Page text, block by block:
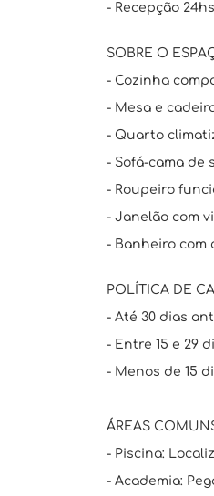
- Recepção
SOBRE O
- Cozinha
- Mesa e
- Quarto
- Sofá-cama de
- Roupeiro
- Janelão com
- Banheiro com
POLÍTICA DE
- Até 30 dias
- Entre 15 e 29
- Menos de 15
ÁREAS
- Piscina:
- Academia: